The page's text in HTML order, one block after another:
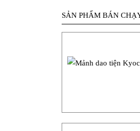
SẢN PHẨM BÁN